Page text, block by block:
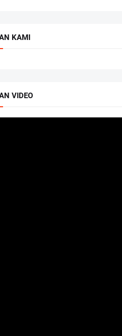
KAMI
VIDEO